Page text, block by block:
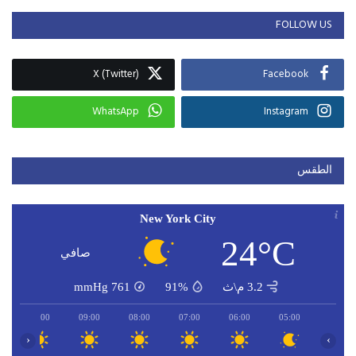
FOLLOW US
Facebook
X (Twitter)
Instagram
WhatsApp
الطقس
New York City
24°C صافي
3.2 م\ث 91%
761
mmHg
05:00
06:00
07:00
08:00
09:00
10:00
‹ ›